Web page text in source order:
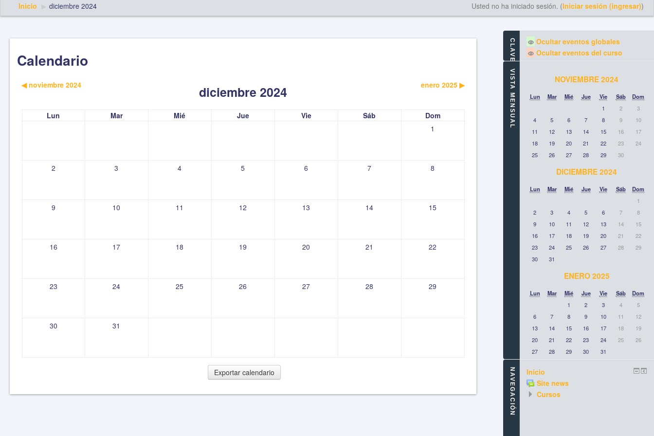
Inicio ▶︎ diciembre 2024 Usted no ha iniciado sesión. (Iniciar sesión (ingresar))
Calendario
◀︎ noviembre 2024 diciembre 2024 enero 2025 ▶︎
Lun Mar Mié Jue Vie Sáb
Dom
1
2 3 4 5 6 7 8
9 10 11 12 13 14 15
16 17 18 19 20 21 22
23 24 25 26 27 28 29
30 31
CLAVE DE EVENTOS
Ocultar eventos globales
Ocultar eventos del curso
VISTA MENSUAL NOVIEMBRE 2024
Lun Mar Mié Jue Vie Sáb
Dom
1
2
3
4
5 6 7 8 9
10
11
12 13 14 15 16
17
18
19 20 21 22 23
24
25
26 27 28 29 30
DICIEMBRE 2024
Lun Mar Mié Jue Vie Sáb
Dom
1
2
3 4 5 6 7
8
9
10 11 12 13 14
15
16
17 18 19 20 21
22
23
24 25 26 27 28
29
30
31
ENERO 2025
Lun Mar Mié Jue Vie Sáb
Dom
1
2 3 4
5
6
7 8 9 10 11
12
13
14 15 16 17 18
19
20
21 22 23 24 25
26
27
28 29 30 31
NAVEGACIÓN
Inicio
Site news
Cursos